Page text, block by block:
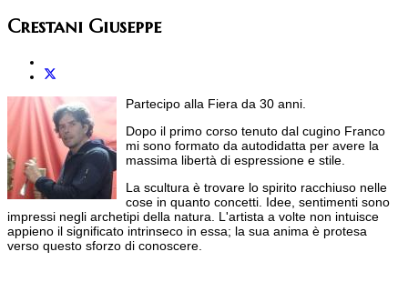
Crestani Giuseppe
Partecipo alla Fiera da 30 anni.
Dopo il primo corso tenuto dal cugino Franco
mi sono formato da autodidatta per avere la
massima libertà di espressione e stile.
La scultura è trovare lo spirito racchiuso nelle
cose in quanto concetti. Idee, sentimenti sono
impressi negli archetipi della natura. L'artista a volte non intuisce
appieno il significato intrinseco in essa; la sua anima è protesa
verso questo sforzo di conoscere.